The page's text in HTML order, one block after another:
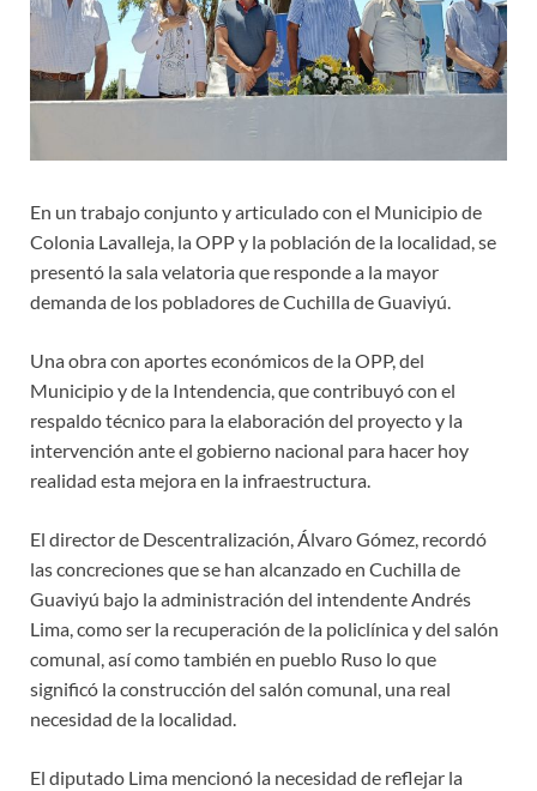
En un trabajo conjunto y articulado con el Municipio de
Colonia Lavalleja, la OPP y la población de la localidad, se
presentó la sala velatoria que responde a la mayor
demanda de los pobladores de Cuchilla de Guaviyú.
Una obra con aportes económicos de la OPP, del
Municipio y de la Intendencia, que contribuyó con el
respaldo técnico para la elaboración del proyecto y la
intervención ante el gobierno nacional para hacer hoy
realidad esta mejora en la infraestructura.
El director de Descentralización, Álvaro Gómez, recordó
las concreciones que se han alcanzado en Cuchilla de
Guaviyú bajo la administración del intendente Andrés
Lima, como ser la recuperación de la policlínica y del salón
comunal, así como también en pueblo Ruso lo que
significó la construcción del salón comunal, una real
necesidad de la localidad.
El diputado Lima mencionó la necesidad de reflejar la